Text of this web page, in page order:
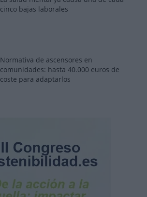
cinco bajas laborales
Normativa de ascensores en
comunidades: hasta 40.000 euros de
coste para adaptarlos